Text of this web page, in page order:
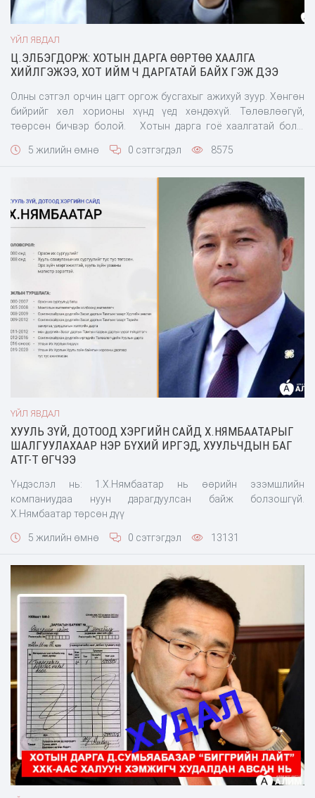
ҮЙЛ ЯВДАЛ
Ц.ЭЛБЭГДОРЖ: ХОТЫН ДАРГА ӨӨРТӨӨ ХААЛГА
ХИЙЛГЭЖЭЭ, ХОТ ИЙМ Ч ДАРГАТАЙ БАЙХ ГЭЖ ДЭЭ
Олны сэтгэл орчин цагт оргож бусгахыг ажихуй зуур. Хөнгөн
бийрийг хөл хорионы хүнд үед хөндөхүй. Төлөвлөөгүй,
төөрсөн бичвэр болой. Хотын дарга гоё хаалгатай болж
Халдвартай, халдваргүйг ялгадаг
5 жилийн өмнө 0 сэтгэгдэл 8575
ҮЙЛ ЯВДАЛ
ХУУЛЬ ЗҮЙ, ДОТООД ХЭРГИЙН САЙД Х.НЯМБААТАРЫГ
ШАЛГУУЛАХААР НЭР БҮХИЙ ИРГЭД, ХУУЛЬЧДЫН БАГ
АТГ-Т ӨГЧЭЭ
Үндэслэл нь: 1.Х.Нямбаатар нь өөрийн эзэмшлийн
компаниудаа нуун дарагдуулсан байж болзошгүй.
Х.Нямбаатар төрсөн дүү
5 жилийн өмнө 0 сэтгэгдэл 13131